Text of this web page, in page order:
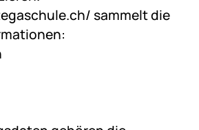
sammelt die